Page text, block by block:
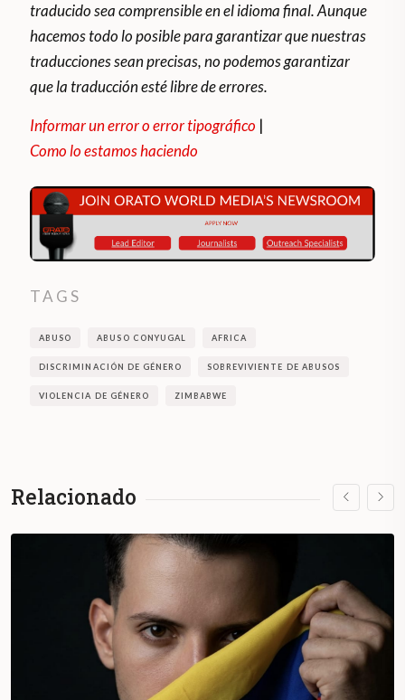
traducido sea comprensible en el idioma final. Aunque
hacemos todo lo posible para garantizar que nuestras
traducciones sean precisas, no podemos garantizar
que la traducción esté libre de errores.
Informar un error o error tipográfico |
Como lo estamos haciendo
TAGS
ABUSO ABUSO CONYUGAL AFRICA
DISCRIMINACIÓN DE GÉNERO SOBREVIVIENTE DE ABUSOS
VIOLENCIA DE GÉNERO ZIMBABWE
Relacionado